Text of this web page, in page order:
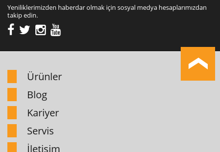
Yeniliklerimizden haberdar olmak için sosyal medya hesaplarımızdan
takip edin.
Ürünler
Blog
Kariyer
Servis
İletişim